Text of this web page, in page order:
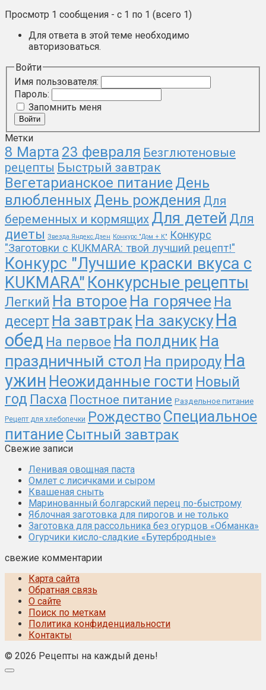
Просмотр 1 сообщения - с 1 по 1 (всего 1)
Для ответа в этой теме необходимо
авторизоваться.
Войти
Имя пользователя:
Пароль:
Запомнить меня
Войти
Метки
8 Марта 23 февраля Безглютеновые
рецепты Быстрый завтрак
Вегетарианское питание День
влюбленных День рождения Для
беременных и кормящих Для детей Для
диеты Звезда Яндекс.Дзен Конкурс "Дом + К" Конкурс
"Заготовки с KUKMARA: твой лучший рецепт!"
Конкурс "Лучшие краски вкуса с
KUKMARA" Конкурсные рецепты
Легкий На второе На горячее На
десерт На завтрак На закуску На
обед На первое На полдник На
праздничный стол На природу На
ужин Неожиданные гости Новый
год Пасха Постное питание Раздельное питание
Рецепт для хлебопечки Рождество Специальное
питаниеСытный завтрак
Свежие записи
Ленивая овощная паста
Омлет с лисичками и сыром
Квашеная сныть
Маринованный болгарский перец по-быстрому
Яблочная заготовка для пирогов и не только
Заготовка для рассольника без огурцов «Обманка»
Огурчики кисло-сладкие «Бутербродные»
свежие комментарии
Карта сайта
Обратная связь
О сайте
Поиск по меткам
Политика конфиденциальности
Контакты
© 2026 Рецепты на каждый день!